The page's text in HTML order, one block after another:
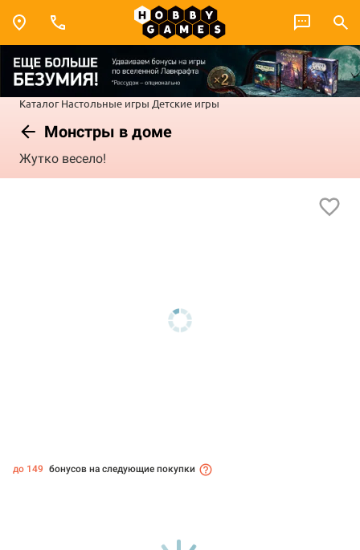
Каталог Настольные игры Детские игры
Монстры в доме
Жутко весело!
до 149 бонусов на следующие покупки